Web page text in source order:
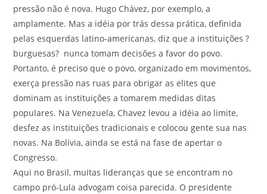
pressão não é nova. Hugo Chávez, por exemplo, a
amplamente. Mas a idéia por trás dessa prática, definida
pelas esquerdas latino-americanas, diz que a instituições ?
burguesas? nunca tomam decisões a favor do povo.
Portanto, é preciso que o povo, organizado em movimentos,
exerça pressão nas ruas para obrigar as elites que
dominam as instituições a tomarem medidas ditas
populares. Na Venezuela, Chavez levou a idéia ao limite,
desfez as instituições tradicionais e colocou gente sua nas
novas. Na Bolívia, ainda se está na fase de apertar o
Congresso.
Aqui no Brasil, muitas lideranças que se encontram no
campo pró-Lula advogam coisa parecida. O presidente